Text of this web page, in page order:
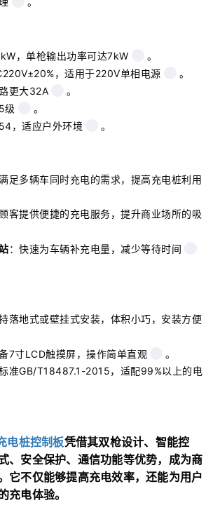
，单枪输出功率可达7kW
。
，适用于220V单相电源
。
更大32A
。
级
。
，适应户外环境 。
足多辆车同时充电的需求，提高充电桩利用
客提供便捷的充电服务，提升商业场所的吸
：快速为车辆补充电量，减少等待时间
落地式或壁挂式安装，体积小巧，安装方便
7寸LCD触摸屏，操作简单直观
。
准GB/T18487.1-2015，适配99%以上的电
电桩控制板凭借其双枪设计、智能控
、安全保护、通信功能等优势，成为商
它不仅能够提高充电效率，还能为用户
充电体验。